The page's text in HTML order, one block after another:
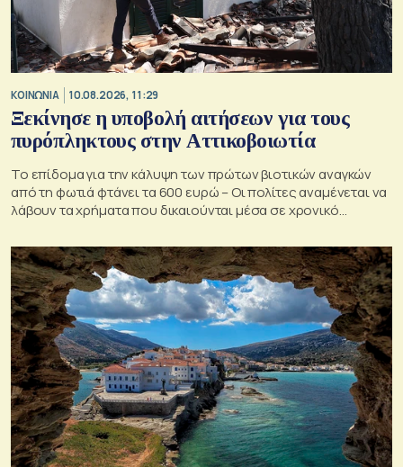
ΚΟΙΝΩΝΙΑ 10.08.2026, 11:29
Ξεκίνησε η υποβολή αιτήσεων για τους
πυρόπληκτους στην Αττικοβοιωτία
Το επίδομα για την κάλυψη των πρώτων βιοτικών αναγκών
από τη φωτιά φτάνει τα 600 ευρώ – Οι πολίτες αναμένεται να
λάβουν τα χρήματα που δικαιούνται μέσα σε χρονικό